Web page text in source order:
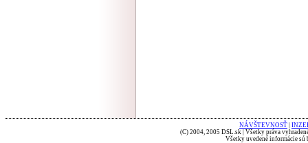
NÁVŠTEVNOSŤ
(C) 2004, 2005 DSL.sk | Všetky práva
Všetky uvedené informácie sú